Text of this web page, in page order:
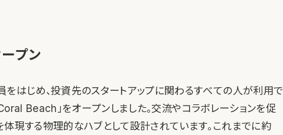
プン
をはじめ、投資先のスタートアップに関わるすべての人が利用で
Beach」をオープンしました。交流やコラボレーションを促
体現する物理的なハブとして設計されています。これまでに約